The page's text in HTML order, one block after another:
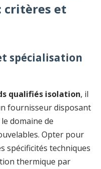
critères et
spécialisation
qualifiés isolation, il
fournisseur disposant
domaine de
Opter pour
spécificités techniques
thermique par